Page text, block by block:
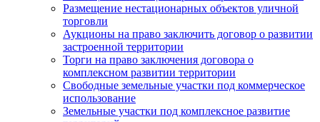
Размещение нестационарных объектов уличной
торговли
Аукционы на право заключить договор о развитии
застроенной территории
Торги на право заключения договора о
комплексном развитии территории
Свободные земельные участки под коммерческое
использование
Земельные участки под комплексное развитие